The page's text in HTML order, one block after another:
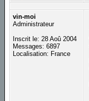
vin-moi
Administrateur
Inscrit le: 28 Aoû 2004
Messages: 6897
Localisation: France